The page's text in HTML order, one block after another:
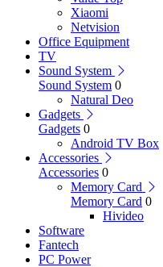
Xiaomi
Netvision
Office Equipment
TV
Sound System
Sound System 0
Natural Deo
Gadgets
Gadgets 0
Android TV Box
Accessories
Accessories 0
Memory Card
Memory Card 0
Hivideo
Software
Fantech
PC Power